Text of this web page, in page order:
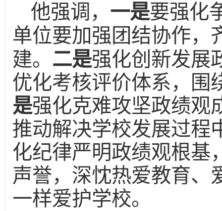
他强调， 一是要强化
单位要加强团结协作，
建。 二是强化创新发展
优化考核评价体系，围
是强化克难攻坚政绩观
推动解决学校发展过程
化纪律严明政绩观根基
声誉，深忱热爱教育、
一样爱护学校。